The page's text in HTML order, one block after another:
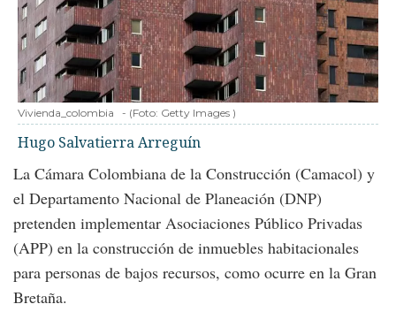
Vivienda_colombia - (Foto: Getty Images )
Hugo Salvatierra Arreguín
La Cámara Colombiana de la Construcción (Camacol) y
el Departamento Nacional de Planeación (DNP)
pretenden implementar Asociaciones Público Privadas
(APP) en la construcción de inmuebles habitacionales
para personas de bajos recursos, como ocurre en la Gran
Bretaña.